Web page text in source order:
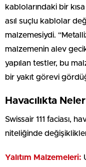
kablolarındaki bir
asıl suçlu kablolar
malzemesiydi.
malzemenin alev
yapılan testler, bu
bir yakıt görevi
Havacılıkta
Swissair 111 faciası,
niteliğinde
Yalıtım Malzemeleri: